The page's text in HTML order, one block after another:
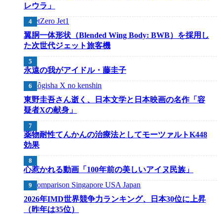
レウラ」
翼胴一体形状（Blended Wing Body: BWB）を採用し
た次世代ジェット旅客機
永遠の我がアイドル・藤圭子
東野圭吾さん逝く、日本文学と日本映画の名作「容
疑者Xの献身」
薬物耐性てんかんの治療法としてモーツァルトK448
効果
心惹かれる動画「100年前の美しいアイヌ民族」
2026年IMD世界競争力ランキング、日本30位に上昇
（昨年は35位）